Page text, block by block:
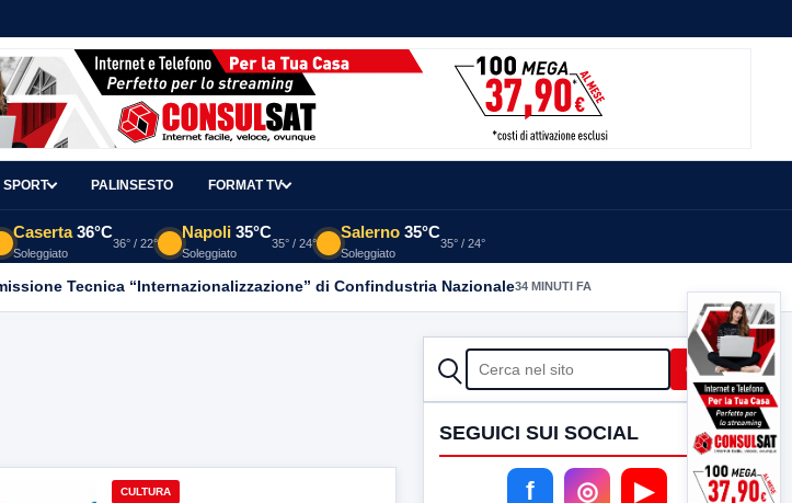
SPORT PALINSESTO FORMAT TV
Caserta 36°C
Soleggiato
36° / 22°
Napoli 35°C
Soleggiato
35° / 24°
Salerno 35°C
Soleggiato
35° / 24°
Tecnica “Internazionalizzazione” di Confindustria Nazionale34 MINUTI FA
CULTURA
CERCA Cerca
SEGUICI SUI SOCIAL
f ◎ ▶